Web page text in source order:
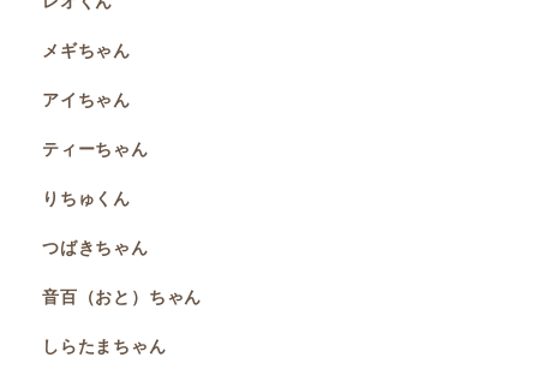
メギちゃん
アイちゃん
ティーちゃん
りちゅくん
つばきちゃん
音百（おと）ちゃん
しらたまちゃん